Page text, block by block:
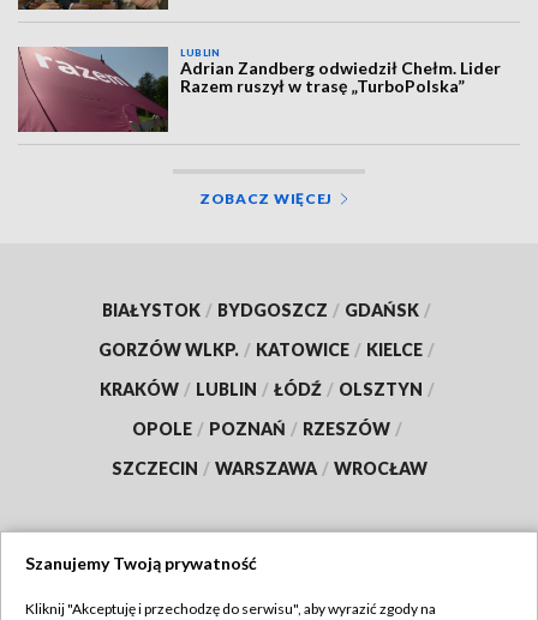
LUBLIN
Adrian Zandberg odwiedził Chełm. Lider
Razem ruszył w trasę „TurboPolska”
ZOBACZ WIĘCEJ
BIAŁYSTOK / BYDGOSZCZ / GDAŃSK /
GORZÓW WLKP. / KATOWICE / KIELCE /
KRAKÓW / LUBLIN / ŁÓDŹ / OLSZTYN /
OPOLE / POZNAŃ / RZESZÓW /
SZCZECIN / WARSZAWA / WROCŁAW
Szanujemy Twoją prywatność
Kliknij "Akceptuję i przechodzę do serwisu", aby wyrazić zgody na